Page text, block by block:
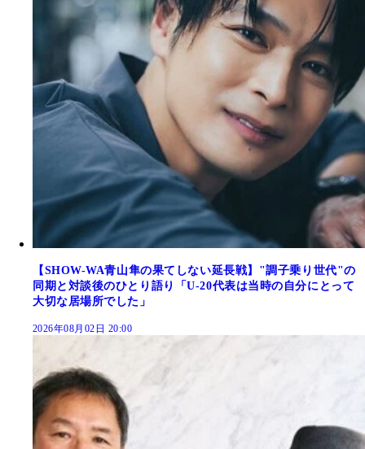
【SHOW-WA青山隼の果てしない延長戦】"調子乗り世代"の
同期と対談後のひとり語り「U-20代表は当時の自分にとって
大切な居場所でした」
2026年08月02日 20:00